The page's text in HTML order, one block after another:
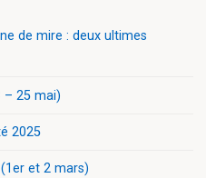
de mire : deux ultimes
– 25 mai)
2025
(1er et 2 mars)